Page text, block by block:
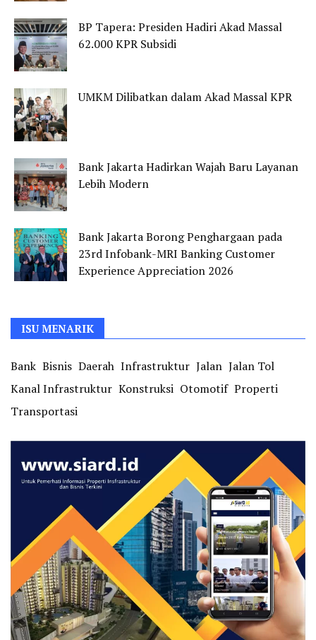
BP Tapera: Presiden Hadiri Akad Massal
62.000 KPR Subsidi
UMKM Dilibatkan dalam Akad Massal KPR
Bank Jakarta Hadirkan Wajah Baru Layanan
Lebih Modern
Bank Jakarta Borong Penghargaan pada
23rd Infobank-MRI Banking Customer
Experience Appreciation 2026
ISU MENARIK
Bank Bisnis Daerah Infrastruktur Jalan Jalan Tol
Kanal Infrastruktur Konstruksi Otomotif Properti
Transportasi